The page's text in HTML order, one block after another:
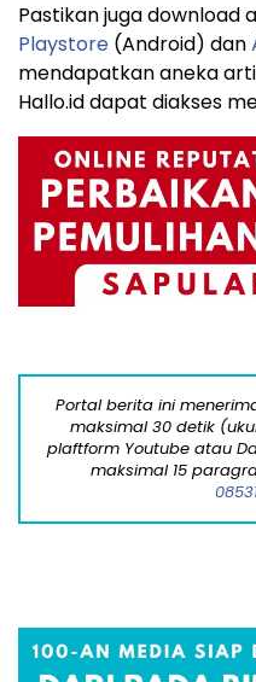
Pastikan juga download
Playstore (Android) dan
mendapatkan aneka
Hallo.id dapat diakses
Portal berita ini
maksimal 30 detik
plaftform Youtube atau
maksimal 15